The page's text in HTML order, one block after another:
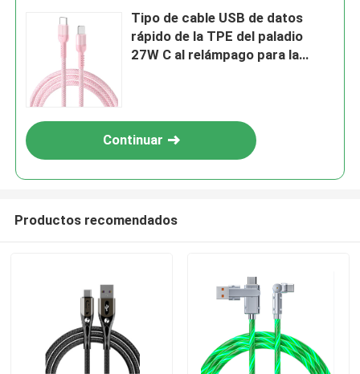
Tipo de cable USB de datos
rápido de la TPE del paladio
27W C al relámpago para la
Continuar
Productos recomendados